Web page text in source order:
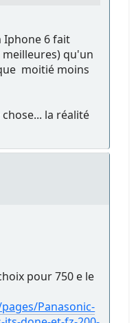
6 fait
qu'un
moitié moins
la réalité
pour 750 e le
Panasonic-